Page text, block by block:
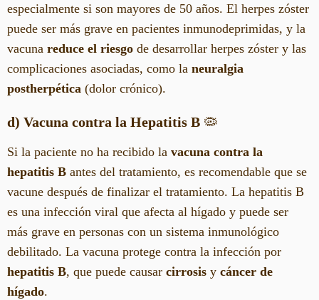
especialmente si son mayores de 50 años. El herpes zóster
puede ser más grave en pacientes inmunodeprimidas, y la
vacuna reduce el riesgo de desarrollar herpes zóster y las
complicaciones asociadas, como la neuralgia
postherpética (dolor crónico).
d) Vacuna contra la Hepatitis B 🦠
Si la paciente no ha recibido la vacuna contra la
hepatitis B antes del tratamiento, es recomendable que se
vacune después de finalizar el tratamiento. La hepatitis B
es una infección viral que afecta al hígado y puede ser
más grave en personas con un sistema inmunológico
debilitado. La vacuna protege contra la infección por
hepatitis B, que puede causar cirrosis y cáncer de
hígado.